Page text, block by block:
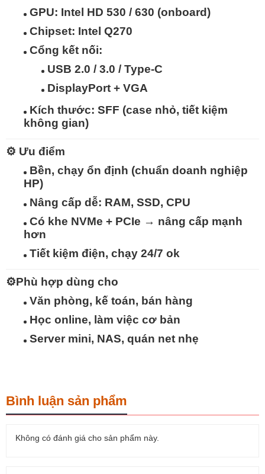
GPU: Intel HD 530 / 630 (onboard)
Chipset: Intel Q270
Cổng kết nối:
USB 2.0 / 3.0 / Type-C
DisplayPort + VGA
Kích thước: SFF (case nhỏ, tiết kiệm
không gian)
⚙️ Ưu điểm
Bền, chạy ổn định (chuẩn doanh nghiệp
HP)
Nâng cấp dễ: RAM, SSD, CPU
Có khe NVMe + PCIe → nâng cấp mạnh
hơn
Tiết kiệm điện, chạy 24/7 ok
⚙️Phù hợp dùng cho
Văn phòng, kế toán, bán hàng
Học online, làm việc cơ bản
Server mini, NAS, quán net nhẹ
Bình luận sản phẩm
Không có đánh giá cho sản phẩm này.